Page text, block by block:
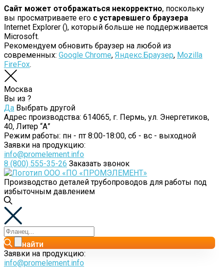
Сайт может отображаться некорректно, поскольку
вы просматриваете его с устаревшего браузера
Internet Explorer (), который больше не поддерживается
Microsoft.
Рекомендуем обновить браузер на любой из
современных: Google Chrome, Яндекс.Браузер, Mozilla
FireFox.
Москва
Вы из ?
Да Выбрать другой
Адрес производства: 614065, г. Пермь, ул. Энергетиков,
40, Литер “А”
Режим работы: пн - пт 8:00-18:00, сб - вс - выходной
Заявки на продукцию:
info@promelement.info
8 (800) 555-35-26 Заказать звонок
Производство деталей трубопроводов для работы под
избыточным давлением
найти
Заявки на продукцию:
info@promelement.info